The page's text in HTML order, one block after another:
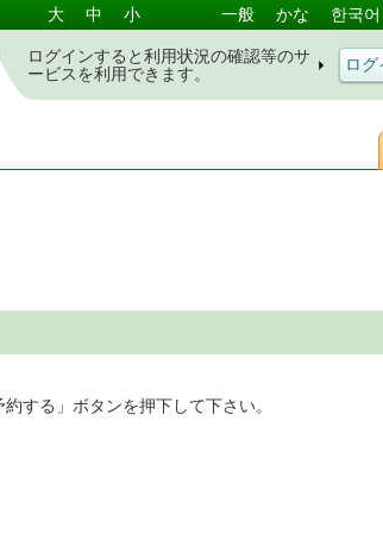
大 中 小 一般 かな 한국어
ログインすると利用状況の確認等のサ
ービスを利用できます。
する」ボタンを押下して下さい。